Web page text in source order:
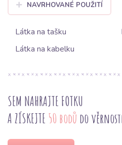
NAVRHOVANÉ POUŽITÍ
Látka na tašku
Látka na kabelku
SEM NAHRAJTE FOTKU
A ZÍSKEJTE 50 bodů do